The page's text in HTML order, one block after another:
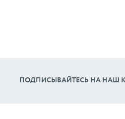
ПОДПИСЫВАЙТЕСЬ НА НАШ